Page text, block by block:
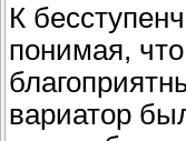
К
понимая,
вариатор